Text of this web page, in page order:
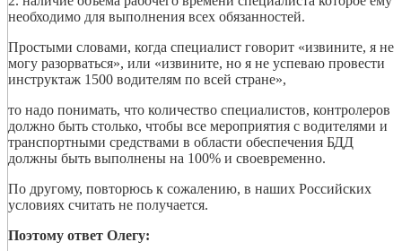
необходимо для выполнения всех обязанностей.
Простыми словами, когда специалист говорит «извините, я не
могу разорваться», или «извините, но я не успеваю провести
инструктаж 1500 водителям по всей стране»,
то надо понимать, что количество специалистов, контролеров
должно быть столько, чтобы все мероприятия с водителями и
транспортными средствами в области обеспечения БДД
должны быть выполнены на 100% и своевременно.
По другому, повторюсь к сожалению, в наших Российских
условиях считать не получается.
Поэтому ответ Олегу: